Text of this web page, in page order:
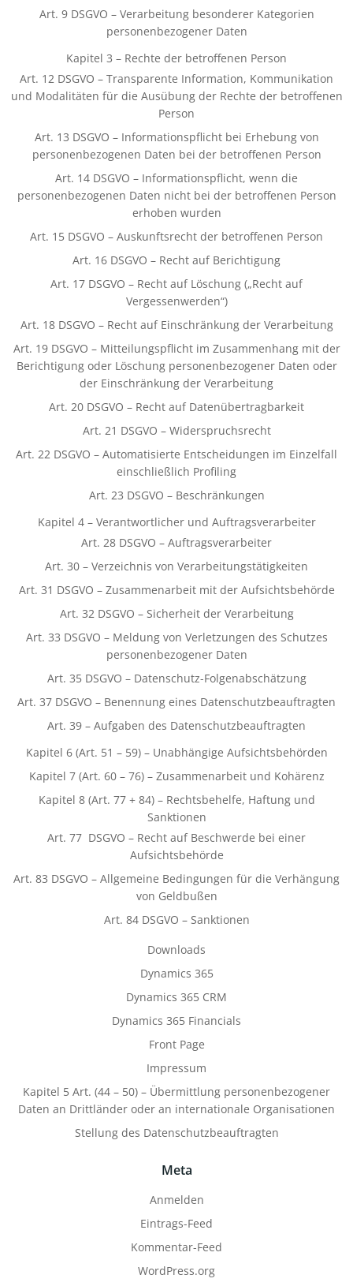
Art. 9 DSGVO – Verarbeitung besonderer Kategorien
personenbezogener Daten
Kapitel 3 – Rechte der betroffenen Person
Art. 12 DSGVO – Transparente Information, Kommunikation
und Modalitäten für die Ausübung der Rechte der betroffenen
Person
Art. 13 DSGVO – Informationspflicht bei Erhebung von
personenbezogenen Daten bei der betroffenen Person
Art. 14 DSGVO – Informationspflicht, wenn die
personenbezogenen Daten nicht bei der betroffenen Person
erhoben wurden
Art. 15 DSGVO – Auskunftsrecht der betroffenen Person
Art. 16 DSGVO – Recht auf Berichtigung
Art. 17 DSGVO – Recht auf Löschung („Recht auf
Vergessenwerden“)
Art. 18 DSGVO – Recht auf Einschränkung der Verarbeitung
Art. 19 DSGVO – Mitteilungspflicht im Zusammenhang mit der
Berichtigung oder Löschung personenbezogener Daten oder
der Einschränkung der Verarbeitung
Art. 20 DSGVO – Recht auf Datenübertragbarkeit
Art. 21 DSGVO – Widerspruchsrecht
Art. 22 DSGVO – Automatisierte Entscheidungen im Einzelfall
einschließlich Profiling
Art. 23 DSGVO – Beschränkungen
Kapitel 4 – Verantwortlicher und Auftragsverarbeiter
Art. 28 DSGVO – Auftragsverarbeiter
Art. 30 – Verzeichnis von Verarbeitungstätigkeiten
Art. 31 DSGVO – Zusammenarbeit mit der Aufsichtsbehörde
Art. 32 DSGVO – Sicherheit der Verarbeitung
Art. 33 DSGVO – Meldung von Verletzungen des Schutzes
personenbezogener Daten
Art. 35 DSGVO – Datenschutz-Folgenabschätzung
Art. 37 DSGVO – Benennung eines Datenschutzbeauftragten
Art. 39 – Aufgaben des Datenschutzbeauftragten
Kapitel 6 (Art. 51 – 59) – Unabhängige Aufsichtsbehörden
Kapitel 7 (Art. 60 – 76) – Zusammenarbeit und Kohärenz
Kapitel 8 (Art. 77 + 84) – Rechtsbehelfe, Haftung und
Sanktionen
Art. 77 DSGVO – Recht auf Beschwerde bei einer
Aufsichtsbehörde
Art. 83 DSGVO – Allgemeine Bedingungen für die Verhängung
von Geldbußen
Art. 84 DSGVO – Sanktionen
Downloads
Dynamics 365
Dynamics 365 CRM
Dynamics 365 Financials
Front Page
Impressum
Kapitel 5 Art. (44 – 50) – Übermittlung personenbezogener
Daten an Drittländer oder an internationale Organisationen
Stellung des Datenschutzbeauftragten
Meta
Anmelden
Eintrags-Feed
Kommentar-Feed
WordPress.org